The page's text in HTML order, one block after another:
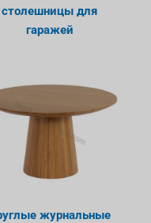
столешницы для
гаражей
журнальные